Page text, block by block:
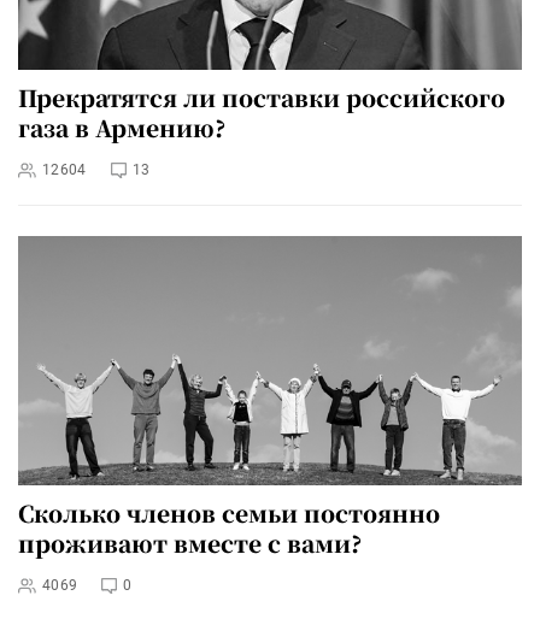
Прекратятся ли поставки российского
газа в Армению?
12604 13
Сколько членов семьи постоянно
проживают вместе с вами?
4069 0